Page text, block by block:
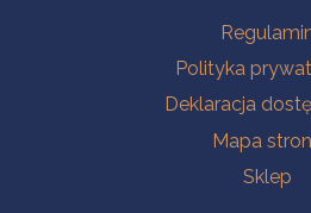
Polityka
Deklaracja
Mapa
Sklep